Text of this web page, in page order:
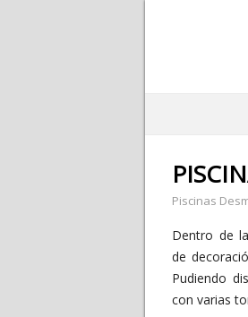
Piscinas
Dentro de
de
Pudiendo
con varias